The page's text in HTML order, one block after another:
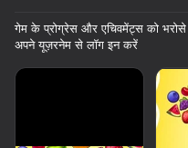
गेम के प्रोग्रेस और एचिवमेंट्स को
अपने यूज़रनेम से लॉग इन करें